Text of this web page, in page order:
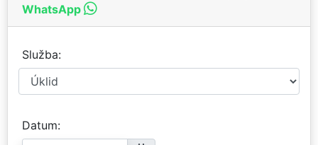
WhatsApp
Služba
Datum